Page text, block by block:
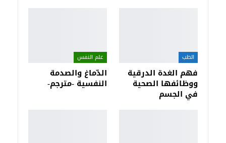
الطب
فهم الغدة الدرقية
ووظائفها الصحية
في الجسم
علم النفس
الدّماغ والصدمة
النفسية -مترجم-